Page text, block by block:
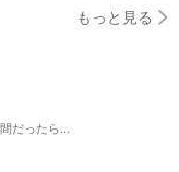
もっと見る
だったら…